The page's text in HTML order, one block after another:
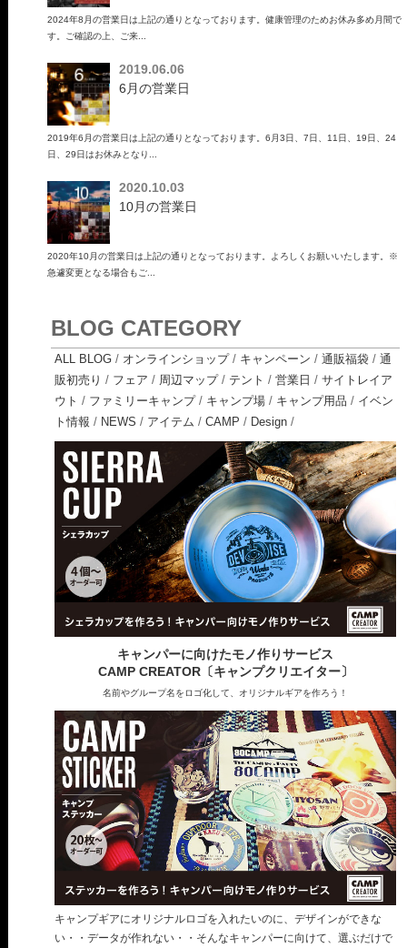
2024年8月の営業日は上記の通りとなっております。健康管理のためお休み多め月間で
す。ご確認の上、ご来...
2019.06.06
6月の営業日
2019年6月の営業日は上記の通りとなっております。6月3日、7日、11日、19日、24
日、29日はお休みとなり...
2020.10.03
10月の営業日
2020年10月の営業日は上記の通りとなっております。よろしくお願いいたします。※
急遽変更となる場合もご...
BLOG CATEGORY
ALL BLOG / オンラインショップ/ キャンペーン /通販福袋 /通
販初売り / フェア / 周辺マップ/ テント /営業日 /サイトレイア
ウト / ファミリーキャンプ/ キャンプ場 / キャンプ用品 / イベン
ト情報 / NEWS / アイテム /CAMP / Design /
キャンパーに向けたモノ作りサービス
CAMP CREATOR〔キャンプクリエイター〕
名前やグループ名をロゴ化して、オリジナルギアを作ろう！
キャンプギアにオリジナルロゴを入れたいのに、デザインができな
い・・データが作れない・・そんなキャンパーに向けて、選ぶだけで